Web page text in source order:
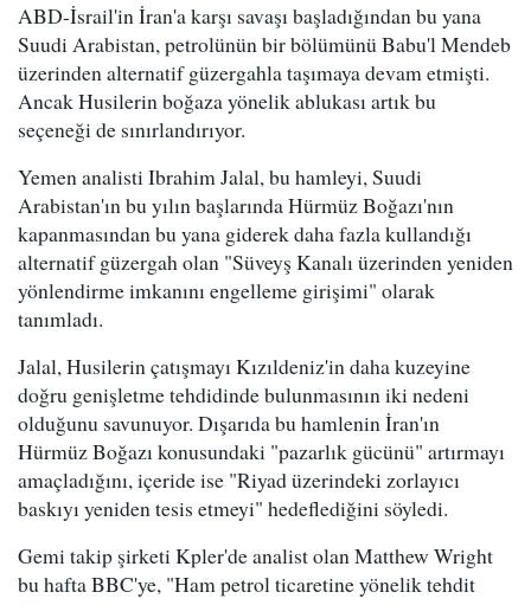
ABD-İsrail'in İran'a karşı savaşı başladığından bu yana
Suudi Arabistan, petrolünün bir bölümünü Babu'l Mendeb
üzerinden alternatif güzergahla taşımaya devam etmişti.
Ancak Husilerin boğaza yönelik ablukası artık bu
seçeneği de sınırlandırıyor.
Yemen analisti Ibrahim Jalal, bu hamleyi, Suudi
Arabistan'ın bu yılın başlarında Hürmüz Boğazı'nın
kapanmasından bu yana giderek daha fazla kullandığı
alternatif güzergah olan "Süveyş Kanalı üzerinden yeniden
yönlendirme imkanını engelleme girişimi" olarak
tanımladı.
Jalal, Husilerin çatışmayı Kızıldeniz'in daha kuzeyine
doğru genişletme tehdidinde bulunmasının iki nedeni
olduğunu savunuyor. Dışarıda bu hamlenin İran'ın
Hürmüz Boğazı konusundaki "pazarlık gücünü" artırmayı
amaçladığını, içeride ise "Riyad üzerindeki zorlayıcı
baskıyı yeniden tesis etmeyi" hedeflediğini söyledi.
Gemi takip şirketi Kpler'de analist olan Matthew Wright
bu hafta BBC'ye, "Ham petrol ticaretine yönelik tehdit